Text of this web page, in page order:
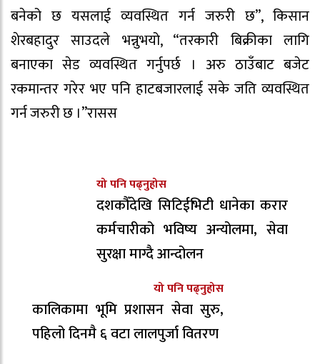
बनेको छ यसलाई व्यवस्थित गर्न जरुरी छ”, किसान
शेरबहादुर साउदले भन्नुभयो, “तरकारी बिक्रीका लागि
बनाएका सेड व्यवस्थित गर्नुपर्छ । अरु ठाउँबाट बजेट
रकमान्तर गरेर भए पनि हाटबजारलाई सके जति व्यवस्थित
गर्न जरुरी छ ।”रासस
यो पनि पढ्नुहोस
दशकौँदेखि सिटिईभिटी धानेका करार
कर्मचारीको भविष्य अन्योलमा, सेवा
सुरक्षा माग्दै आन्दोलन
यो पनि पढ्नुहोस
कालिकामा भूमि प्रशासन सेवा सुरु,
पहिलो दिनमै ६ वटा लालपुर्जा वितरण